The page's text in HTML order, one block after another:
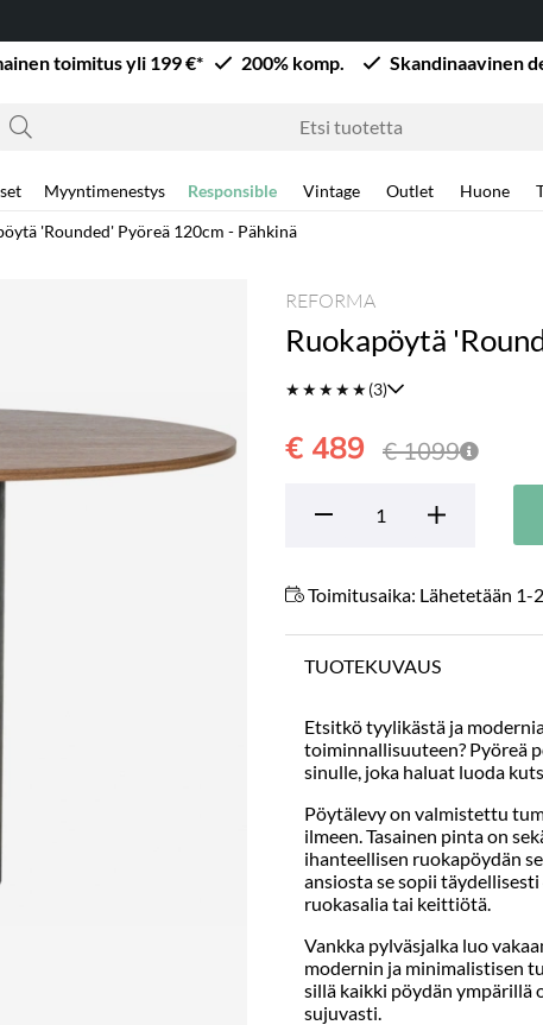
toimitus yli 199 €*
200% komp. Skandinaavinen
Myyntimenestys Responsible Vintage Outlet Huone
'Rounded' Pyöreä 120cm - Pähkinä
REFORMA
Ruokapöytä
★★★★★(3)
€ 1099
€ 489
Toimitusaika: Lähetetään 1-
TUOTEKUVAUS
Etsitkö tyylikästä ja
toiminnallisuuteen? Pyöreä
sinulle, joka haluat luoda
Pöytälevy on valmistettu
ilmeen. Tasainen pinta on
ihanteellisen ruokapöydän
ansiosta se sopii
ruokasalia tai keittiötä.
Vankka pylväsjalka luo
modernin ja minimalistisen
sillä kaikki pöydän ympärillä
sujuvasti.